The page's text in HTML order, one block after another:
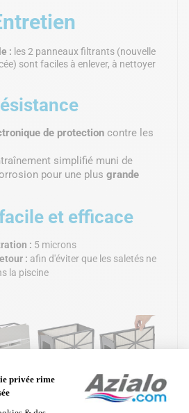
: les 2 panneaux filtrants (nouvelle
sont faciles à enlever, à nettoyer
de protection contre les
simplifié muni de
pour une plus grande
et efficace
: 5 microns
: afin d'éviter que les saletés ne
la piscine
piscines ?